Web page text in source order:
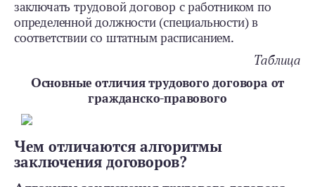
заключать трудовой договор с работником по
определенной должности (специальности) в
соответствии со штатным расписанием.
Таблица
Основные отличия трудового договора от
гражданско-­правового
Чем отличаются алгоритмы
заключения договоров?